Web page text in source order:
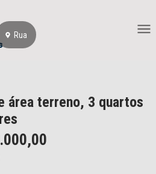
Rua
área terreno, 3 quartos